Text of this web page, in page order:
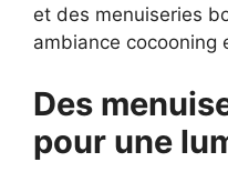
et des menuiseries
ambiance cocooning
Des
pour une